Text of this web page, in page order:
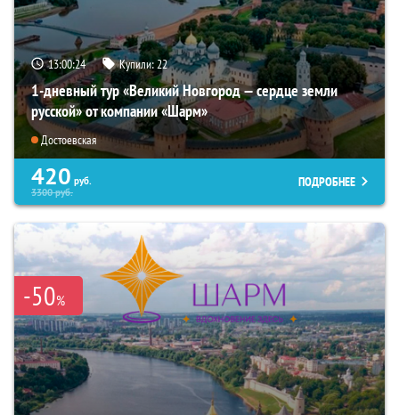
13:00:22 Купили:22
1-дневный тур «Великий Новгород — сердце земли
русской» от компании «Шарм»
Достоевская
420 руб.
3300руб.
ПОДРОБНЕЕ
-50%